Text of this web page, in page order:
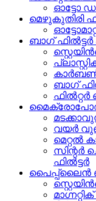
ഓട്ടോ
മെഴുകുതിരി
ബാഗ്
കാർബൺ
ബാഗ്
മൈക്രോപോർ
വയർ
മെറ്റൽ
സിന്റർ
ഫിൽട്ടർ
പൈപ്പ്‌ലൈൻ